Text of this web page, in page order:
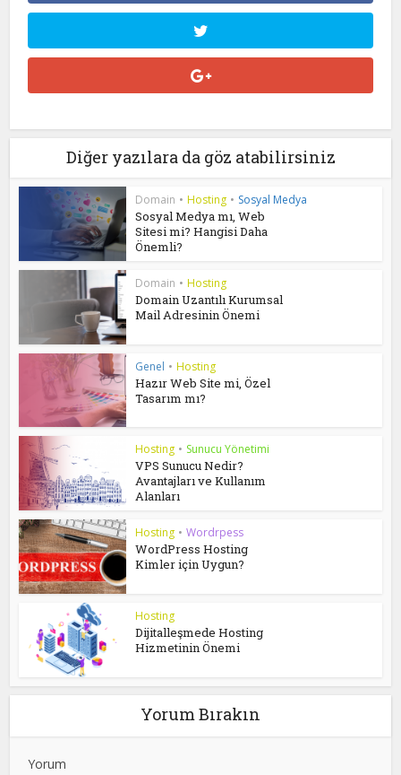
Diğer yazılara da göz atabilirsiniz
Domain • Hosting • Sosyal Medya
Sosyal Medya mı, Web
Sitesi mi? Hangisi Daha
Önemli?
Domain • Hosting
Domain Uzantılı Kurumsal
Mail Adresinin Önemi
Genel • Hosting
Hazır Web Site mi, Özel
Tasarım mı?
Hosting • Sunucu Yönetimi
VPS Sunucu Nedir?
Avantajları ve Kullanım
Alanları
Hosting • Wordrpess
WordPress Hosting
Kimler için Uygun?
Hosting
Dijitalleşmede Hosting
Hizmetinin Önemi
Yorum Bırakın
Yorum